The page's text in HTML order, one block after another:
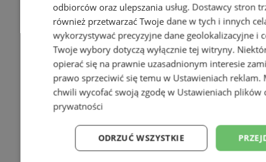
odbiorców oraz ulepszania usług. Dostawcy stron
również przetwarzać Twoje dane w tych i innych
wykorzystywać precyzyjne dane geolokalizacyjne i
Twoje wybory dotyczą wyłącznie tej witryny.
opierać się na prawnie uzasadnionym interesie
prawo sprzeciwić się temu w Ustawieniach reklam.
chwili wycofać swoją zgodę w Ustawieniach plików
prywatności
ODRZUĆ WSZYSTKIE